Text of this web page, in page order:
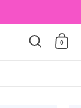
0